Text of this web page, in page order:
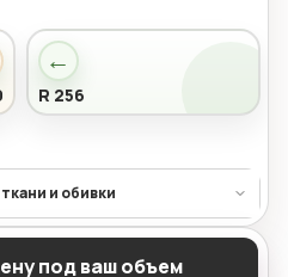
←
R 256
и обивки
под ваш объем